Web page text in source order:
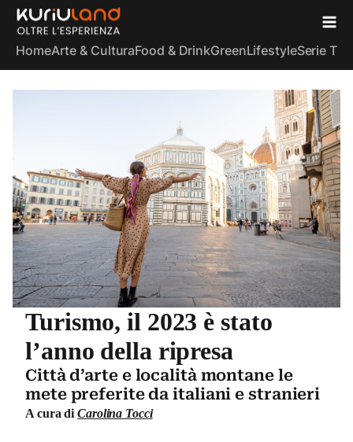
HomeArte & CulturaFood & DrinkGreenLifestyleSerie TV
Turismo, il 2023 è stato
l’anno della ripresa
Città d’arte e località montane le
mete preferite da italiani e stranieri
A cura di Carolina Tocci